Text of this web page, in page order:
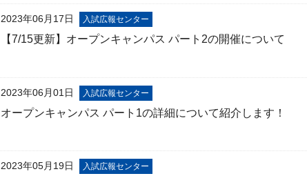
2023年06月17日 入試広報センター
【7/15更新】オープンキャンパス パート2の開催について
2023年06月01日 入試広報センター
オープンキャンパス パート1の詳細について紹介します！
2023年05月19日 入試広報センター